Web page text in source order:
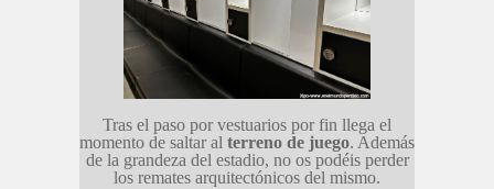
Tras el paso por vestuarios por fin llega el
momento de saltar al terreno de juego. Además
de la grandeza del estadio, no os podéis perder
los remates arquitectónicos del mismo.